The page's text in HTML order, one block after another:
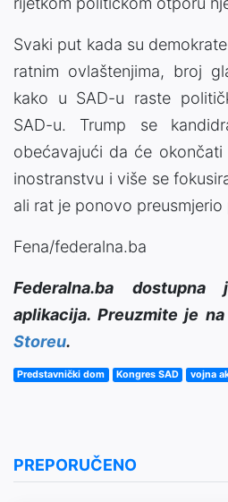
Svaki put kada su
ratnim ovlaštenjima, broj
kako u SAD-u raste
SAD-u. Trump se
obećavajući da će okončati
inostranstvu i više se
ali rat je ponovo preusmjerio
Fena/federalna.ba
Federalna.ba
aplikacija. Preuzmite je na
Storeu.
Predstavnički dom Kongres SAD vojna
PREPORUČENO